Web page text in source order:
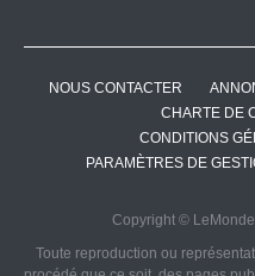
NOUS CONTACTER
CHARTE DE
CONDITIONS
PARAMÈTRES DE
Copyright ©
Toute reproduction ou